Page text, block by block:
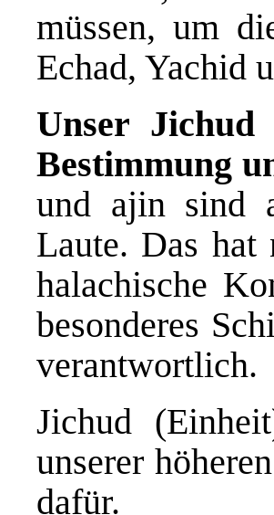
müssen, um
Echad, Yachid
Unser
Bestimmung
und ajin sind
Laute. Das hat
halachische
besonderes
verantwortlich.
Jichud
unserer
dafür.